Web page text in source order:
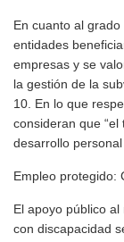
En cuanto al
entidades
empresas y se
la gestión de la
10. En lo que
consideran que
desarrollo personal
Empleo protegido:
El apoyo público
con discapacidad